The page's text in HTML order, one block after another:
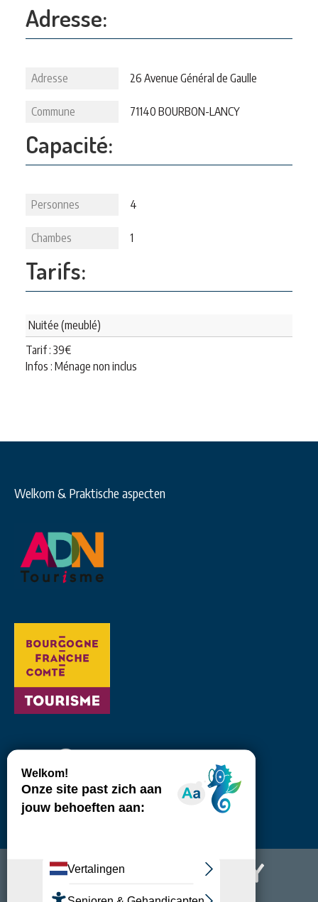
Adresse:
Adresse 26 Avenue Général de Gaulle
Commune 71140 BOURBON-LANCY
Capacité:
Personnes 4
Chambes 1
Tarifs:
Nuitée (meublé)
Tarif : 39€
Infos : Ménage non inclus
Welkom & Praktische aspecten